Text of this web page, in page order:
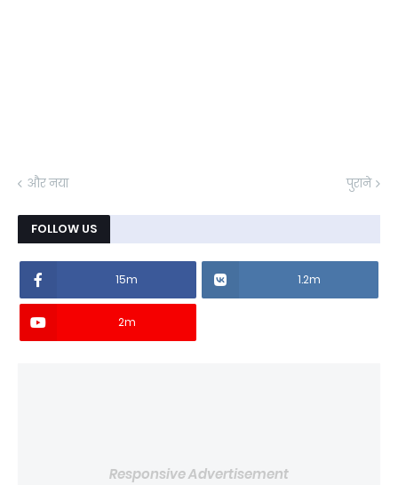
और नया पुराने
FOLLOW US
15m 1.2m
2m
Responsive Advertisement